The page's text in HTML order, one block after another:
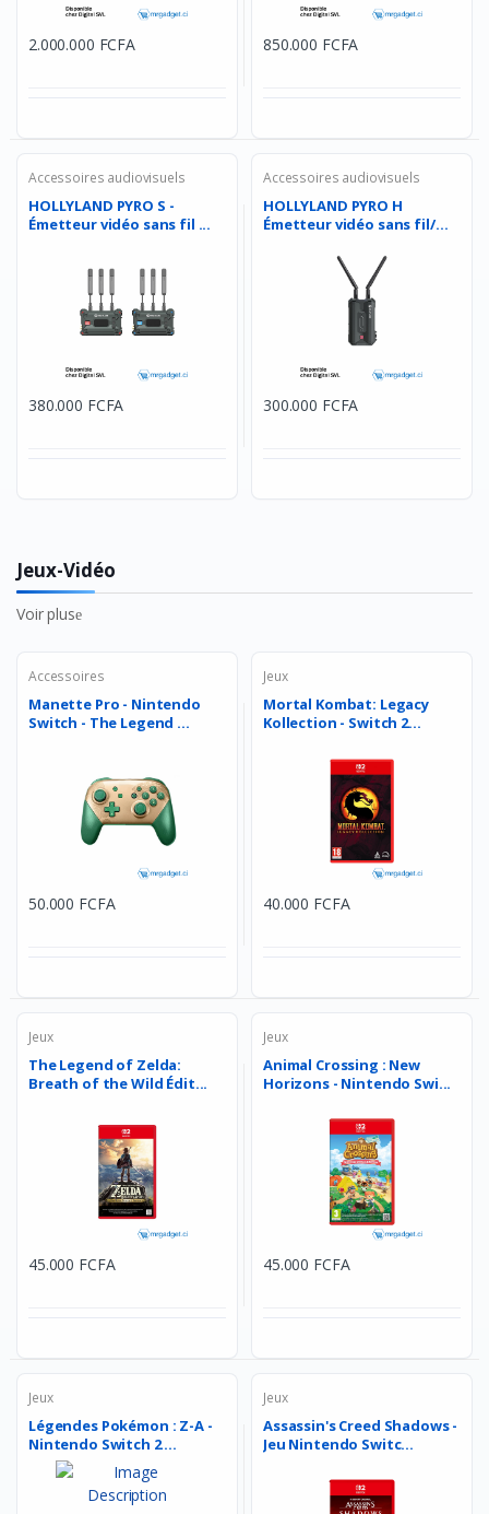
2.000.000 FCFA 850.000 FCFA
Accessoires audiovisuels
HOLLYLAND PYRO S -
Émetteur vidéo sans fil ...
380.000 FCFA
Accessoires audiovisuels
HOLLYLAND PYRO H
Émetteur vidéo sans fil/
300.000 FCFA
Jeux-Vidéo
Voir plus
Accessoires
Manette Pro - Nintendo
Switch - The Legend ...
50.000 FCFA
Jeux
Mortal Kombat: Legacy
Kollection - Switch 2...
40.000 FCFA
Jeux
The Legend of Zelda:
Breath of the Wild Édit...
45.000 FCFA
Jeux
Animal Crossing : New
Horizons - Nintendo Swi...
45.000 FCFA
Jeux
Légendes Pokémon : Z-A -
Nintendo Switch 2 ...
Jeux
Assassin's Creed Shadows -
Jeu Nintendo Switc...